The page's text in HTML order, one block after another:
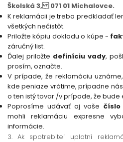
Školská 3, 071 01 Michalovce.
K reklamácii je treba predkladať
všetkých nečistôt.
Priložte kópiu dokladu o kúpe -
záručný list.
Ďalej priložte definíciu vady,
prosím, označte.
V prípade, že reklamáciu
kde peniaze vrátime, prípadne
o ten istý tovar /v prípade, že bude
Poprosíme udávať aj vaše číslo
mohli reklamáciu expresne
informácie.
3. Ak spotrebiteľ uplatní